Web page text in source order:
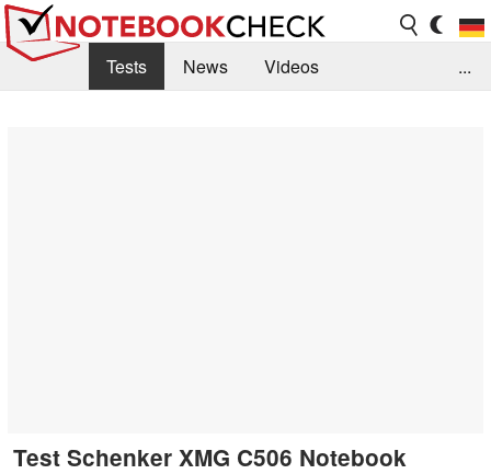
Tests News
Videos
...
Test Schenker XMG C506 Notebook